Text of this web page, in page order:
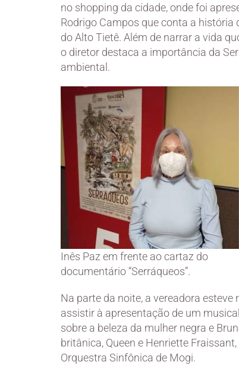
no shopping da cidade, onde foi
Rodrigo Campos que conta a
do Alto Tietê. Além de narrar a vida
o diretor destaca a importância da
ambiental.
Inês Paz em frente ao cartaz do
documentário “Serráqueos”.
Na parte da noite, a vereadora
assistir à apresentação de um
sobre a beleza da mulher negra e
britânica, Queen e Henriette
Orquestra Sinfônica de Mogi.